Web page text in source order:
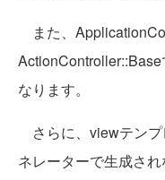
また、
なります。
さらに、viewテン
ネレーターで生成され